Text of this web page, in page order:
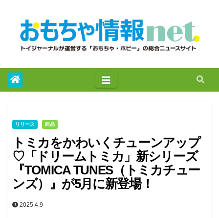
リリース 商品
トミカをかわいくチューンアップ
♡「ドリームトミカ」新シリーズ
『TOMICA TUNES（トミカチュー
ンズ）』が5月に新登場！
2025.4.9